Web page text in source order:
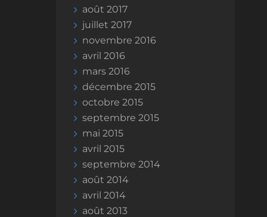
août 2017
juillet 2017
novembre 2016
avril 2016
mars 2016
décembre 2015
octobre 2015
septembre 2015
mai 2015
avril 2015
septembre 2014
août 2014
avril 2014
août 2013